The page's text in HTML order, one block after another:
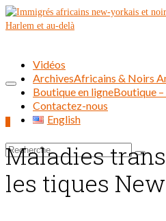
Rechercher :
Vidéos
ArchivesAfricains & Noirs
Boutique en ligneBoutique
Contactez-nous
English
Maladies
les tiques